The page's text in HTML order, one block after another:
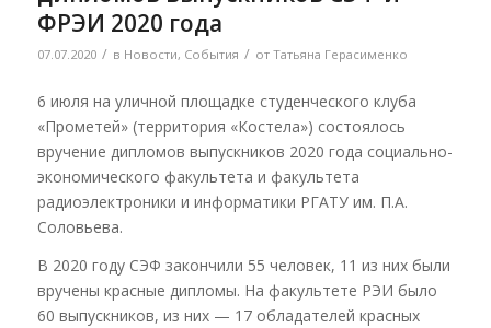
ФРЭИ 2020 года
07.07.2020 / в Новости, События / от Татьяна Герасименко
6 июля на уличной площадке студенческого клуба
«Прометей» (территория «Костела») состоялось
вручение дипломов выпускников 2020 года социально-
экономического факультета и факультета
радиоэлектроники и информатики РГАТУ им. П.А.
Соловьева.
В 2020 году СЭФ закончили 55 человек, 11 из них были
вручены красные дипломы. На факультете РЭИ было
60 выпускников, из них — 17 обладателей красных